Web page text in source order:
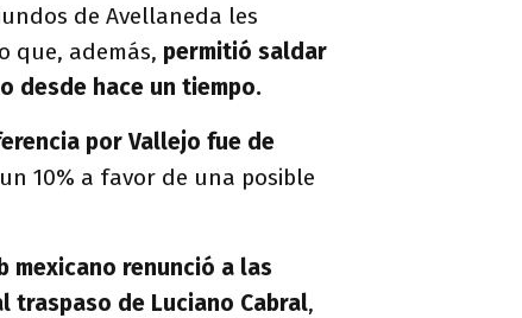
de Avellaneda les
que, además, permitió saldar
desde hace un tiempo.
por Vallejo fue de
10% a favor de una posible
mexicano renunció a las
traspaso de Luciano Cabral,